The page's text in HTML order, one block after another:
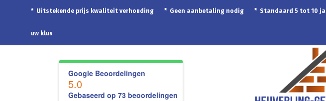
* Uitstekende prijs kwaliteit verhouding * Geen aanbetaling nodig * Standaard 5 tot
uw klus
Google Beoordelingen
5.0
Gebaseerd op 73 beoordelingen